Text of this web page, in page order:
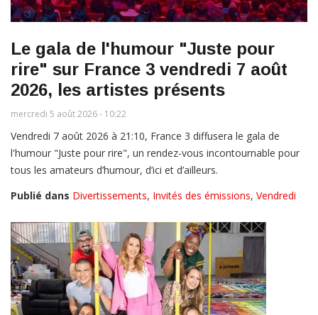
Le gala de l'humour "Juste pour
rire" sur France 3 vendredi 7 août
2026, les artistes présents
mercredi 5 août 2026 - 10:22
Vendredi 7 août 2026 à 21:10, France 3 diffusera le gala de
l'humour "Juste pour rire", un rendez-vous incontournable pour
tous les amateurs d’humour, d’ici et d’ailleurs.
Publié dans Divertissements, Invités des émissions, Vendredi